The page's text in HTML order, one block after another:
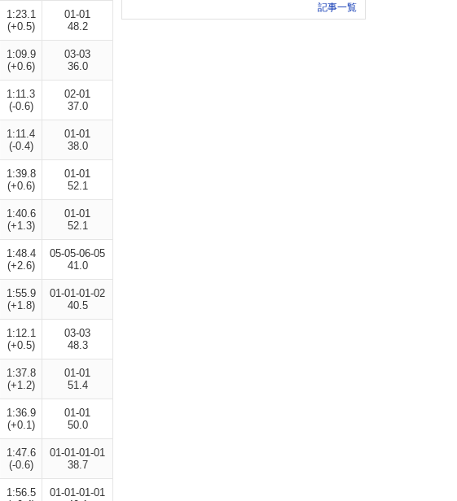
1:23.1
(+0.5)
01-01
48.2
1:09.9
(+0.6)
03-03
36.0
1:11.3
(-0.6)
02-01
37.0
1:11.4
(-0.4)
01-01
38.0
1:39.8
(+0.6)
01-01
52.1
1:40.6
(+1.3)
01-01
52.1
1:48.4
(+2.6)
05-05-06-05
41.0
1:55.9
(+1.8)
01-01-01-02
40.5
1:12.1
(+0.5)
03-03
48.3
1:37.8
(+1.2)
01-01
51.4
1:36.9
(+0.1)
01-01
50.0
1:47.6
(-0.6)
01-01-01-01
38.7
1:56.5
01-01-01-01
記事一覧